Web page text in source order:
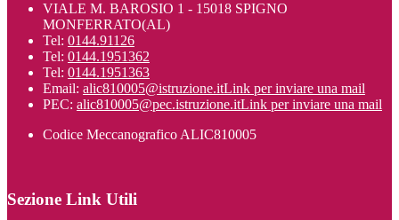
VIALE M. BAROSIO 1 - 15018 SPIGNO
MONFERRATO(AL)
Tel: 0144.91126
Tel: 0144.1951362
Tel: 0144.1951363
Email: alic810005@istruzione.itLink per inviare una mail
PEC: alic810005@pec.istruzione.itLink per inviare una mail
Codice Meccanografico ALIC810005
Sezione Link Utili